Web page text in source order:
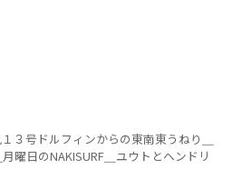
３号ドルフィンからの東南東うねり＿
曜日のNAKISURF＿ユウトとヘンドリ